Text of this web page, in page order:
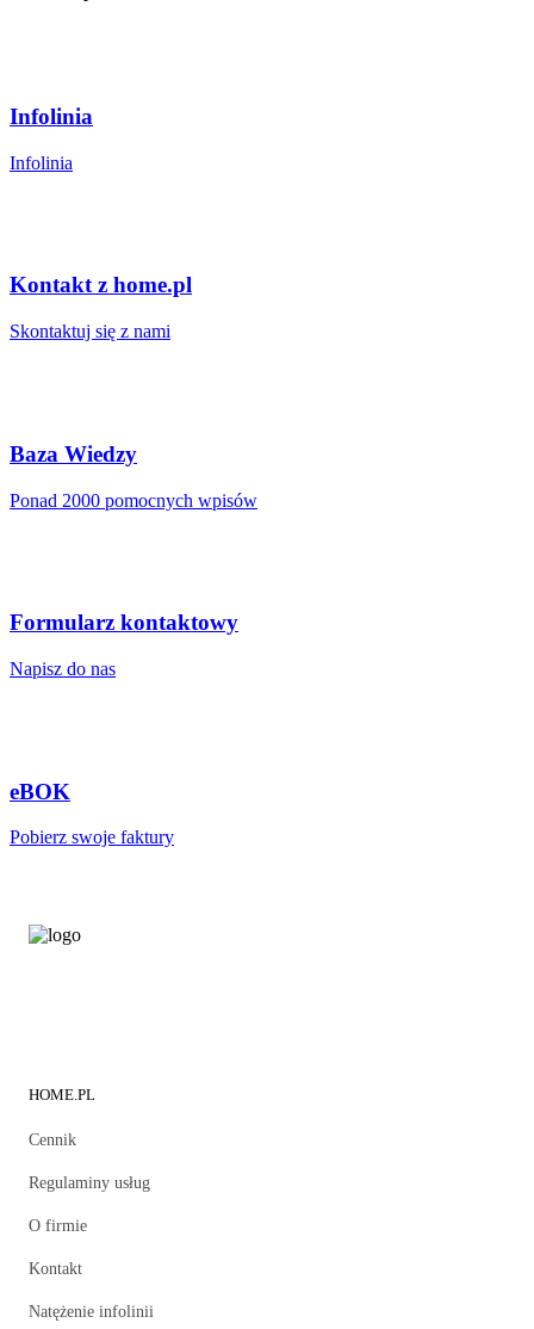
Infolinia
Infolinia
Kontakt z home.pl
Skontaktuj się z nami
Baza Wiedzy
Ponad 2000 pomocnych wpisów
Formularz kontaktowy
Napisz do nas
eBOK
Pobierz swoje faktury
HOME.PL
Cennik
Regulaminy usług
O firmie
Kontakt
Natężenie infolinii